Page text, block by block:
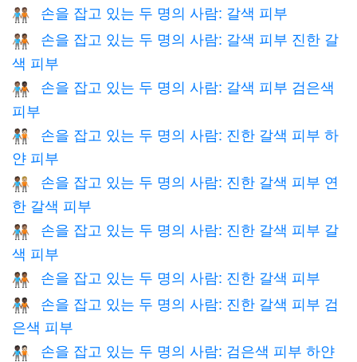
🧑🏽‍🤝‍🧑🏽 손을 잡고 있는 두 명의 사람: 갈색 피부
🧑🏽‍🤝‍🧑🏾
손을 잡고 있는 두 명의 사람: 갈색 피부 진한 갈
색 피부
🧑🏽‍🤝‍🧑🏿
손을 잡고 있는 두 명의 사람: 갈색 피부 검은색
피부
🧑🏾‍🤝‍🧑🏻
손을 잡고 있는 두 명의 사람: 진한 갈색 피부 하
얀 피부
🧑🏾‍🤝‍🧑🏼
손을 잡고 있는 두 명의 사람: 진한 갈색 피부 연
한 갈색 피부
🧑🏾‍🤝‍🧑🏽
손을 잡고 있는 두 명의 사람: 진한 갈색 피부 갈
색 피부
🧑🏾‍🤝‍🧑🏾 손을 잡고 있는 두 명의 사람: 진한 갈색 피부
🧑🏾‍🤝‍🧑🏿
손을 잡고 있는 두 명의 사람: 진한 갈색 피부 검
은색 피부
🧑🏿‍🤝‍🧑🏻
손을 잡고 있는 두 명의 사람: 검은색 피부 하얀